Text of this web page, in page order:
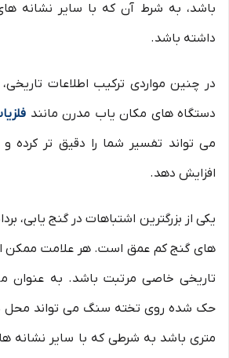
باشد، به شرط آن که با سایر نشانه
داشته باشد.
در چنین مواردی ترکیب اطلاعات
دستگاه های مکان یاب مدرن مانند
می تواند تفسیر شما را دقیق تر کرده و
افزایش دهد.
یکی از بزرگترین اشتباهات در گنج یابی،
های گنج کم عمق است. هر علامت ممکن
تاریخی خاصی مرتبت باشد. به عنوان
حک شده روی تخته سنگ می تواند محل
متری باشد به شرطی که با سایر نشانه